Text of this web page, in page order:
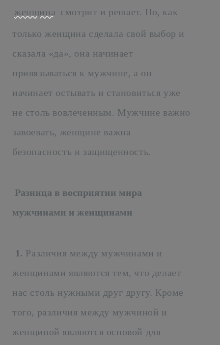
женщина смотрит и решает. Но, как
только женщина сделала свой выбор и
сказала «да», она начинает
привязываться к мужчине, а он
начинает остывать и становиться уже
не столь вовлеченным. Мужчине важно
завоевать, женщине важна
безопасность и защищенность.
Разница в восприятии мира
мужчинами и женщинами
1. Различия между мужчинами и
женщинами являются тем, что делает
нас столь нужными друг другу. Кроме
того, различия между мужчиной и
женщиной являются основой для